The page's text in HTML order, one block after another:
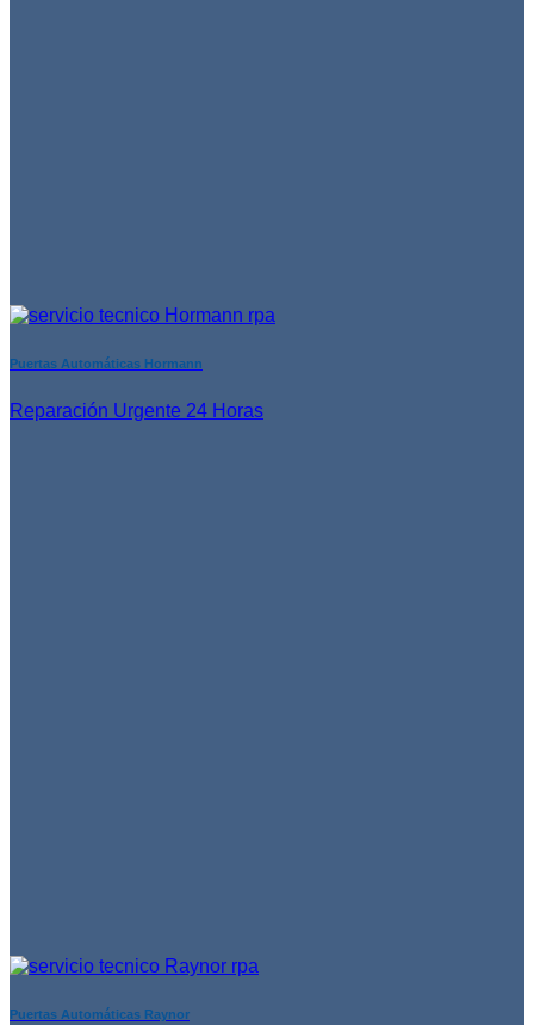
Puertas Automáticas Hormann
Reparación Urgente 24 Horas
Puertas Automáticas Raynor